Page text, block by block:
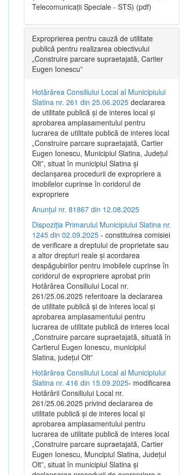
Telecomunicații Speciale - STS) (pdf)
Exproprierea pentru cauză de utilitate
publică pentru realizarea obiectivului
„Construire parcare supraetajată, Cartier
Eugen Ionescu”
Hotărârea Consiliului Local al Municipiului
Slatina nr. 261 din 25.06.2025 declararea
de utilitate publică și de interes local și
aprobarea amplasamentului pentru
lucrarea de utilitate publică de interes local
„Construire parcare supraetajată, Cartier
Eugen Ionescu, Municipiul Slatina, Județul
Olt”, situat în municipiul Slatina și
declanșarea procedurii de expropriere a
imobilelor cuprinse în coridorul de
expropriere
Anunțul nr. 81867 din 12.08.2025
Dispoziția Primarului Municipiului Slatina nr.
1245 din 02.09.2025 - constituirea comisiei
de verificare a dreptului de proprietate sau
a altor drepturi reale și acordarea
despăgubirilor pentru imobilele cuprinse în
coridorul de expropriere aprobat prin
Hotărârea Consiliului Local nr.
261/25.06.2025 referitoare la declararea
de utilitate publică și de interes local și
aprobarea amplasamentului pentru
lucrarea de utilitate publică de interes local
„Construire parcare supraetajată, situată în
Cartierul Eugen Ionescu, municipiul
Slatina, județul Olt”
Hotărârea Consiliului Local al Municipiului
Slatina nr. 416 din 15.09.2025- modificarea
Hotărârii Consiliului Local nr.
261/25.06.2025 privind declararea de
utilitate publică și de interes local și
aprobarea amplasamentului pentru
lucrarea de utilitate publică de interes local
„Construire parcare supraetajată, Cartier
Eugen Ionescu, Muncipiul Slatina, Județul
Olt”, situat în municipiul Slatina și